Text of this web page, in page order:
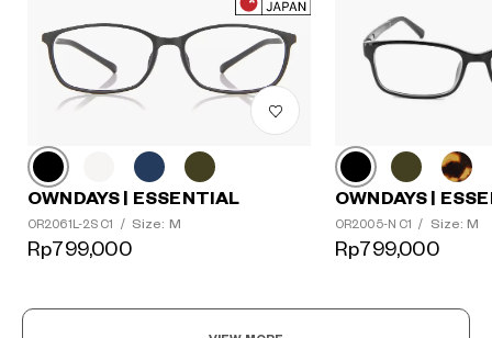
OWNDAYS | ESSENTIAL
OR2061L-2S C1 / Size: M
Rp799,000
OWNDAYS |
OR2005-N C1 / Size: M
Rp799,000